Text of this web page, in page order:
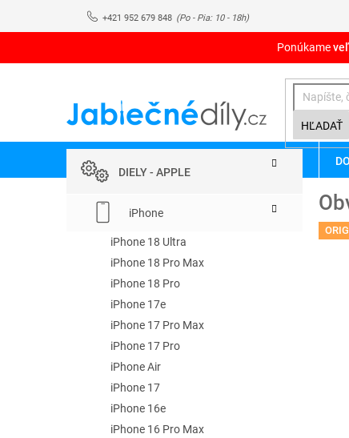
+421 952 679 848
Ponúkame
HĽADAŤ
o
kategórieDIELY - APPLE
iPhone
iPhone 18 Ultra
iPhone 18 Pro Max
iPhone 18 Pro
iPhone 17e
iPhone 17 Pro Max
iPhone 17 Pro
iPhone Air
iPhone 17
iPhone 16e
iPhone 16 Pro Max